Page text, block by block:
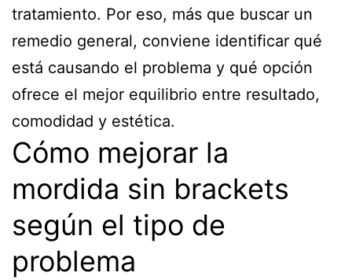
tratamiento. Por eso, más que buscar un
remedio general, conviene identificar qué
está causando el problema y qué opción
ofrece el mejor equilibrio entre resultado,
comodidad y estética.
Cómo mejorar la
mordida sin brackets
según el tipo de
problema